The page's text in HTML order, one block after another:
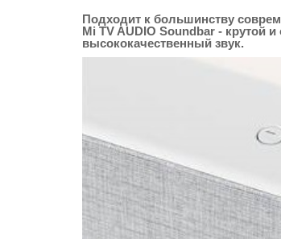
Подходит к большинству
Mi TV AUDIO Soundbar - крутой
высококачественный звук.